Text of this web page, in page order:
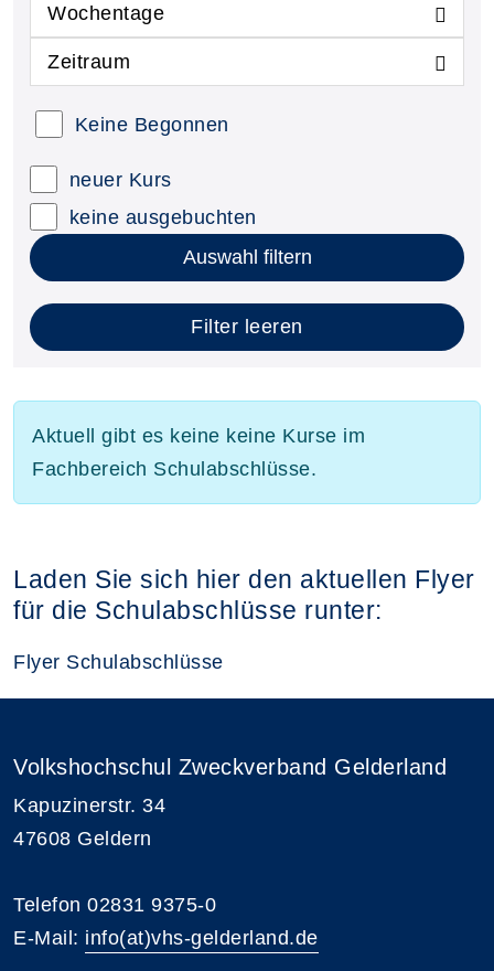
Wochentage
Zeitraum
Keine Begonnen
neuer Kurs
keine ausgebuchten
Auswahl filtern
Filter leeren
Aktuell gibt es keine keine Kurse im
Fachbereich Schulabschlüsse.
Laden Sie sich hier den aktuellen Flyer
für die Schulabschlüsse runter:
Flyer Schulabschlüsse
Volkshochschul Zweckverband Gelderland
Kapuzinerstr. 34
47608 Geldern
Telefon 02831 9375-0
E-Mail: info(at)vhs-gelderland.de